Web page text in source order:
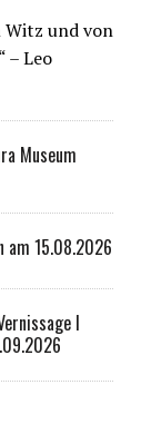
Witz und von
– Leo
Museum
am 15.08.2026
I